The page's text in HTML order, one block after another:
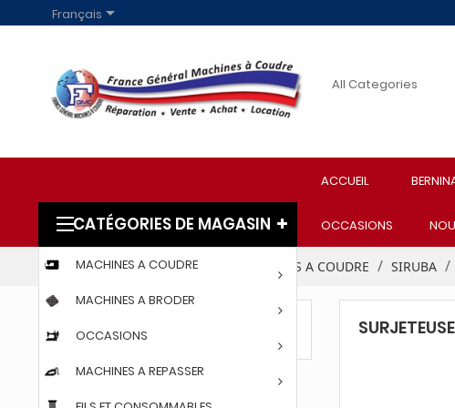
Français
ACCUEIL
OCCASIONS
CATÉGORIES DE MAGASIN
MACHINES A COUDRE
MACHINES A BRODER
OCCASIONS
MACHINES A REPASSER
Accueil PROFESSIONNELS MACHINES A COUDRE SIRUBA
SURJETEUSE SURJETEUSE